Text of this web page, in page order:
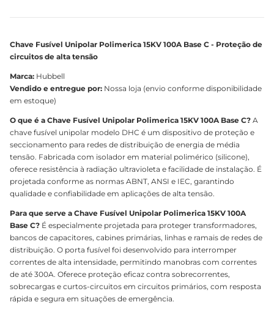
Chave Fusível Unipolar Polimerica 15KV 100A Base C - Proteção de
circuitos de alta tensão
Marca: Hubbell
Vendido e entregue por: Nossa loja (envio conforme disponibilidade
em estoque)
O que é a Chave Fusível Unipolar Polimerica 15KV 100A Base C? A
chave fusível unipolar modelo DHC é um dispositivo de proteção e
seccionamento para redes de distribuição de energia de média
tensão. Fabricada com isolador em material polimérico (silicone),
oferece resistência à radiação ultravioleta e facilidade de instalação. É
projetada conforme as normas ABNT, ANSI e IEC, garantindo
qualidade e confiabilidade em aplicações de alta tensão.
Para que serve a Chave Fusível Unipolar Polimerica 15KV 100A
Base C? É especialmente projetada para proteger transformadores,
bancos de capacitores, cabines primárias, linhas e ramais de redes de
distribuição. O porta fusível foi desenvolvido para interromper
correntes de alta intensidade, permitindo manobras com correntes
de até 300A. Oferece proteção eficaz contra sobrecorrentes,
sobrecargas e curtos-circuitos em circuitos primários, com resposta
rápida e segura em situações de emergência.